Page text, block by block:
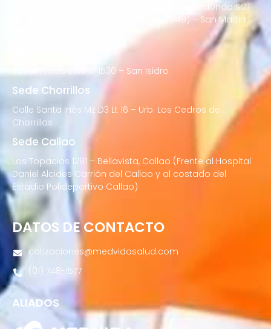
Av. Francisco Bolognesi Nro. 101 Urb. Mesa Redonda SCT
02 (Esquina con Av. Gerardo Unger 7049) – San Martin
Javier Prado Este N°1530 – San Isidro
Sede Chorrillos
Calle Santa Inés Mz D3 Lt 16 – Urb. Los Cedros de
Chorrillos
Sede Callao
Los Topacios 1291 – Bellavista, Callao (Frente al Hospital
Daniel Alcides Carrión del Callao y al costado del
Estadio Polideportivo Callao)
DATOS DE CONTACTO
cotizaciones@medvidasalud.com
(01) 748-1577
ALIADOS